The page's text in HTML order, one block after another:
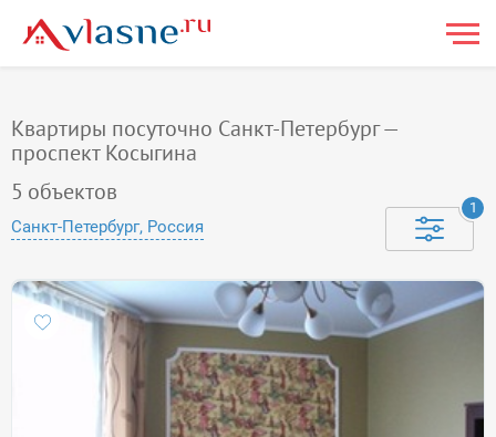
Квартиры посуточно Санкт-Петербург —
проспект Косыгина
5 объектов
Санкт-Петербург, Россия
1